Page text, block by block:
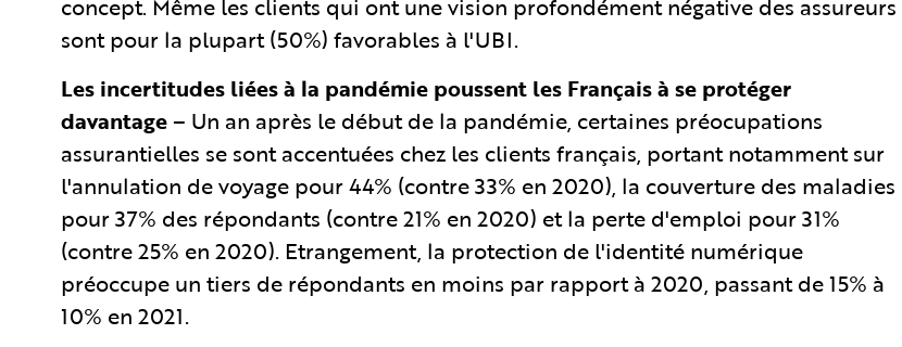
concept. Même les clients qui ont une vision profondément négative des assureurs
sont pour la plupart (50%) favorables à l'UBI.
Les incertitudes liées à la pandémie poussent les Français à se protéger
davantage– Un an après le début de la pandémie, certaines préocupations
assurantielles se sont accentuées chez les clients français, portant notamment sur
l'annulation de voyage pour 44% (contre 33% en 2020), la couverture des maladies
pour 37% des répondants (contre 21% en 2020) et la perte d'emploi pour 31%
(contre 25% en 2020). Etrangement, la protection de l'identité numérique
préoccupe un tiers de répondants en moins par rapport à 2020, passant de 15% à
10% en 2021.